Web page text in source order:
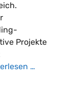
Projekte
…